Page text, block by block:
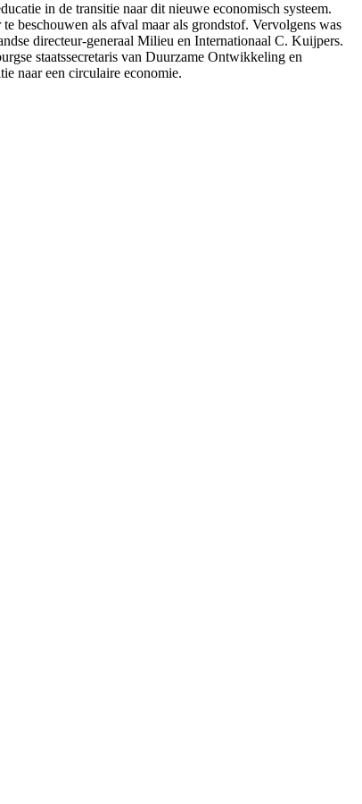
in de transitie naar dit nieuwe economisch systeem.
beschouwen als afval maar als grondstof. Vervolgens was
directeur-generaal Milieu en Internationaal C. Kuijpers.
staatssecretaris van Duurzame Ontwikkeling en
naar een circulaire economie.